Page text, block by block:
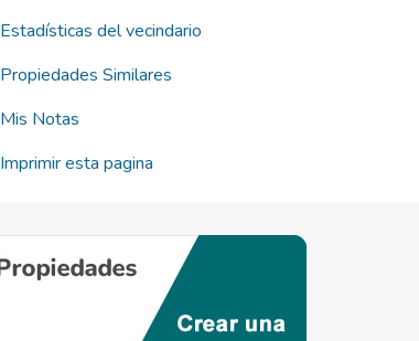
Estadísticas del vecindario
Propiedades Similares
Mis Notas
Imprimir esta pagina